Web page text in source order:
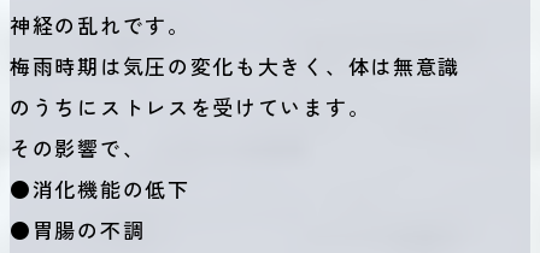
神経の乱れです。
梅雨時期は気圧の変化も大きく、体は無意識
のうちにストレスを受けています。
その影響で、
●消化機能の低下
●胃腸の不調